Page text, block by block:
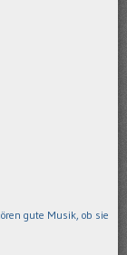
gute Musik, ob sie